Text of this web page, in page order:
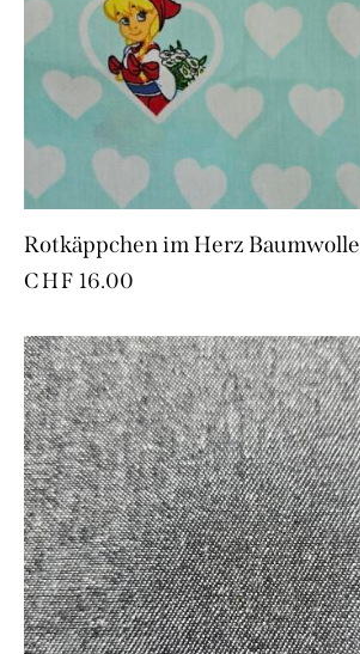
Rotkäppchen im Herz Baumwolle
CHF 16.00